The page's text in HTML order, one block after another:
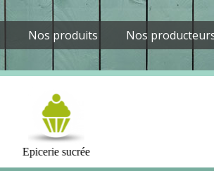
Nos produits Nos
Epicerie sucrée